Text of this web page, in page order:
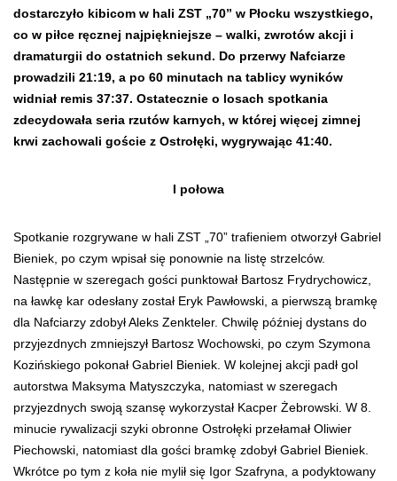
dostarczyło kibicom w hali ZST „70” w Płocku wszystkiego,
co w piłce ręcznej najpiękniejsze – walki, zwrotów akcji i
dramaturgii do ostatnich sekund. Do przerwy Nafciarze
prowadzili 21:19, a po 60 minutach na tablicy wyników
widniał remis 37:37. Ostatecznie o losach spotkania
zdecydowała seria rzutów karnych, w której więcej zimnej
krwi zachowali goście z Ostrołęki, wygrywając 41:40.
I połowa
Spotkanie rozgrywane w hali ZST „70” trafieniem otworzył Gabriel
Bieniek, po czym wpisał się ponownie na listę strzelców.
Następnie w szeregach gości punktował Bartosz Frydrychowicz,
na ławkę kar odesłany został Eryk Pawłowski, a pierwszą bramkę
dla Nafciarzy zdobył Aleks Zenkteler. Chwilę później dystans do
przyjezdnych zmniejszył Bartosz Wochowski, po czym Szymona
Kozińskiego pokonał Gabriel Bieniek. W kolejnej akcji padł gol
autorstwa Maksyma Matyszczyka, natomiast w szeregach
przyjezdnych swoją szansę wykorzystał Kacper Żebrowski. W 8.
minucie rywalizacji szyki obronne Ostrołęki przełamał Oliwier
Piechowski, natomiast dla gości bramkę zdobył Gabriel Bieniek.
Wkrótce po tym z koła nie mylił się Igor Szafryna, a podyktowany